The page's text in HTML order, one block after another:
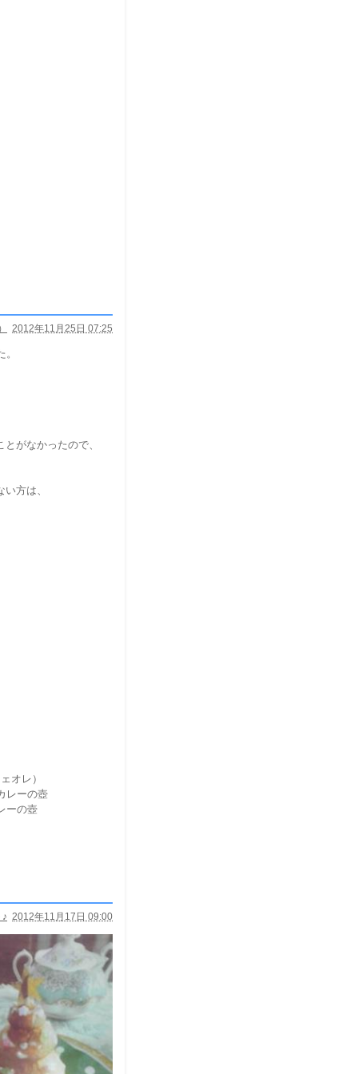
2012年11月25日 07:25
がなかったので、
方は、
オレ）
レーの壺
ーの壺
2012年11月17日 09:00